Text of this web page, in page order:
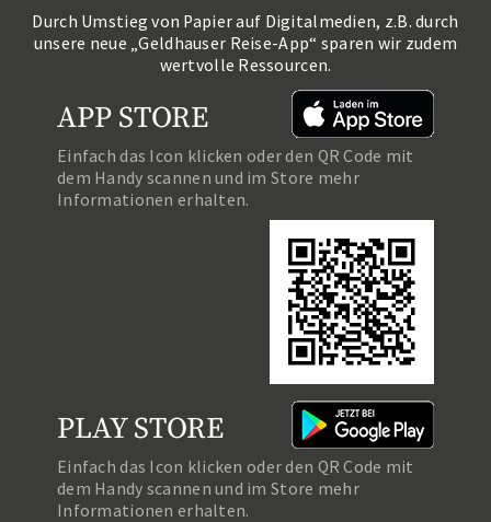
Durch Umstieg von Papier auf Digitalmedien, z.B. durch
unsere neue „Geldhauser Reise-App“ sparen wir zudem
wertvolle Ressourcen.
APP STORE
Einfach das Icon klicken oder den QR Code mit
dem Handy scannen und im Store mehr
Informationen erhalten.
PLAY STORE
Einfach das Icon klicken oder den QR Code mit
dem Handy scannen und im Store mehr
Informationen erhalten.